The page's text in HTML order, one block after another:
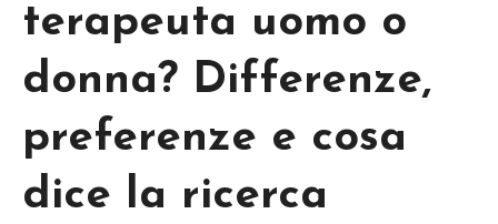
terapeuta uomo o
donna? Differenze,
preferenze e cosa
dice la ricerca